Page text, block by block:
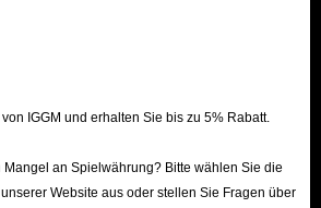
IGGM und erhalten Sie bis zu 5% Rabatt.
an Spielwährung? Bitte wählen Sie die
Website aus oder stellen Sie Fragen über